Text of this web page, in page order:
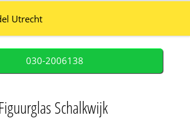
Utrecht
030-2006138
Figuurglas Schalkwijk